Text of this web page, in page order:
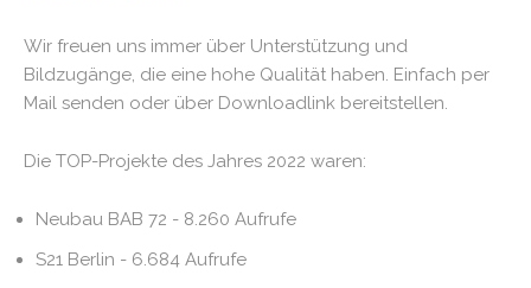
Wir freuen uns immer über Unterstützung und
Bildzugänge, die eine hohe Qualität haben. Einfach per
Mail senden oder über Downloadlink bereitstellen.
Die TOP-Projekte des Jahres 2022 waren:
Neubau BAB 72 - 8.260 Aufrufe
S21 Berlin - 6.684 Aufrufe